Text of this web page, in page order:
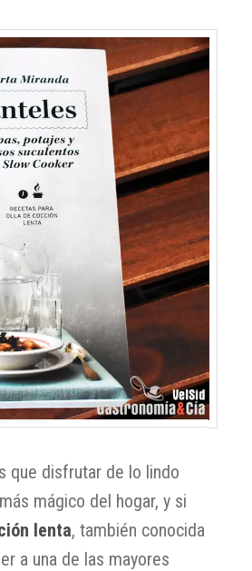
que disfrutar de lo lindo
mágico del hogar, y si
lenta, también conocida
a una de las mayores